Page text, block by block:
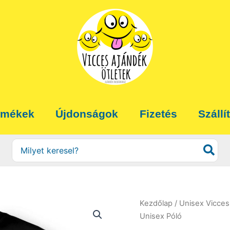
Újdonságok Fizetés
Search
for:
Kezdőlap / Unisex
Unisex Póló